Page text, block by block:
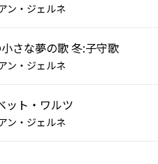
ン・ジェルネ
さな夢の歌 冬:子守歌
ン・ジェルネ
ット・ワルツ
ン・ジェルネ